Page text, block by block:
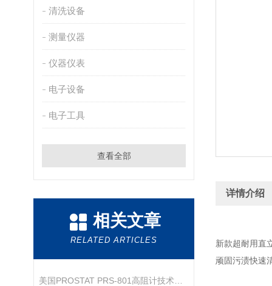
清洗设备
测量仪器
仪器仪表
电子设备
电子工具
查看全部
相关文章
RELATED ARTICLES
美国PROSTAT PRS-801高阻计技术参数
详情介绍
新款超耐用直
顽固污渍快速